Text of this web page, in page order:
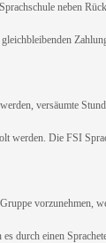
neben
versäumte
Die FSI
vorzunehmen,
durch einen